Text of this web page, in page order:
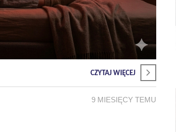
CZYTAJ WIĘCEJ
9 MIESIĘCY TEMU